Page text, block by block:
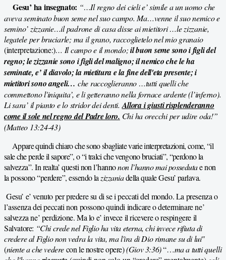
Gesu’ ha insegnato: “…Il regno dei cieli e’ simile a un uomo che
aveva seminato buon seme nel suo campo. Ma…venne il suo nemico e
semino’ zizzanie…il padrone di casa disse ai mietitori …le zizzanie,
legatele per bruciarle; ma il grano, raccoglietelo nel mio granaio
(interpretazione:)… Il campo e il mondo;il buon seme sono i figli del
regno; le zizzanie sono i figli del maligno; il nemico che le ha
seminate, e’ il diavolo; la mietitura e la fine dell'eta presente; i
mietitori sono angeli… che raccoglieranno …tutti quelli che
commettono l'iniquita’, e li getteranno nella fornace ardente (l’inferno).
Li sara’ il pianto e lo stridor dei denti. Allora i giusti risplenderanno
come il sole nel regno del Padre loro. Chi ha orecchi per udire oda!”
(Matteo 13:24-43)
Appare quindi chiaro che sono sbagliate varie interpretazioni, come, “il
sale che perde il sapore”, o “i tralci che vengono bruciati”, “perdonola
salvezza”. In realta’ questi non l’hannonon l’hanno mai possedutae non
la possono “perdere”, essendo la zizzaniadella quale Gesu’ parlava.
Gesu’ e’ venuto per predere su di se i peccati del mondo. La presenza o
l’assenza dei peccati non possono quindi indicare o determinare ne’
salvezza ne’ perdizione. Ma lo e’ invece il ricevere o respingere il
Salvatore: “Chi crede nel Figlio ha vita eterna, chi invece rifiuta di
credere al Figlio non vedra la vita, ma l'ira di Dio rimane su di lui"
(niente a che vederecon le nostre opere)(Giov 3:36)“…ma a tuttiquelli